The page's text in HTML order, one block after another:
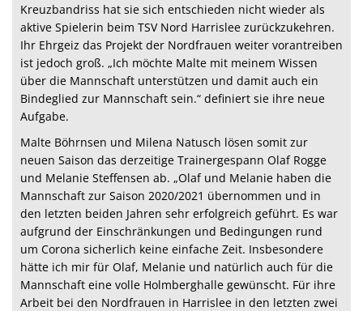
Kreuzbandriss hat sie sich entschieden nicht wieder als
aktive Spielerin beim TSV Nord Harrislee zurückzukehren.
Ihr Ehrgeiz das Projekt der Nordfrauen weiter vorantreiben
ist jedoch groß. „Ich möchte Malte mit meinem Wissen
über die Mannschaft unterstützen und damit auch ein
Bindeglied zur Mannschaft sein.“ definiert sie ihre neue
Aufgabe.
Malte Böhrnsen und Milena Natusch lösen somit zur
neuen Saison das derzeitige Trainergespann Olaf Rogge
und Melanie Steffensen ab. „Olaf und Melanie haben die
Mannschaft zur Saison 2020/2021 übernommen und in
den letzten beiden Jahren sehr erfolgreich geführt. Es war
aufgrund der Einschränkungen und Bedingungen rund
um Corona sicherlich keine einfache Zeit. Insbesondere
hätte ich mir für Olaf, Melanie und natürlich auch für die
Mannschaft eine volle Holmberghalle gewünscht. Für ihre
Arbeit bei den Nordfrauen in Harrislee in den letzten zwei